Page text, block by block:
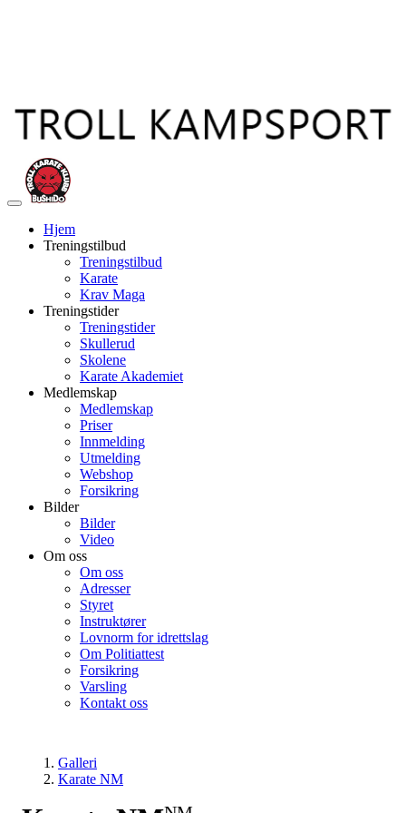
Veksle
navigasjon
Hjem
Treningstilbud
Treningstilbud
Karate
Krav Maga
Treningstider
Treningstider
Skullerud
Skolene
Karate Akademiet
Medlemskap
Medlemskap
Priser
Innmelding
Utmelding
Webshop
Forsikring
Bilder
Bilder
Video
Om oss
Om oss
Adresser
Styret
Instruktører
Lovnorm for idrettslag
Om Politiattest
Forsikring
Varsling
Kontakt oss
Galleri
Karate NM